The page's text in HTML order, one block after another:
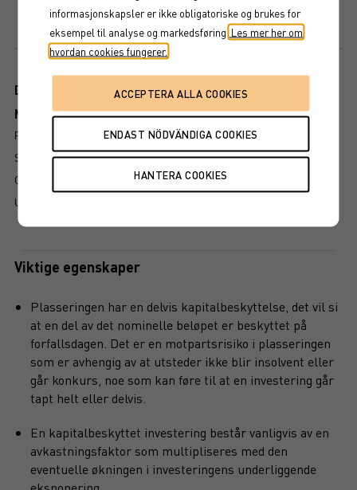
Maxexponering
Dokument
Mer information om produkten
RISIKO
SLIK LESER DU FAKTABLADET
GRUNDPROSPEKT
UTSKRIFT
Viktige egenskaper
Plasseringen har en delvis kapitalbeskyttelse, det vil si
at en del av det nominelle beløpet er beskyttet på
forfallsdagen. Det er en motpartsrisiko i plasseringen
som er avhengig av at utsteder ikke blir insolvent eller
går konkurs, noe som kan føre til at en investering går
tapt helt eller delvis.
En kapitalbeskyttet investering består vanligvis av en
avkastningsfaktor som multipliseres med den
eventuelle økningen i investeringens underliggende
informasjonskapsler er ikke obligatoriske og brukes for
eksempel til analyse og markedsføring. Les mer her om
hvordan cookies fungerer.